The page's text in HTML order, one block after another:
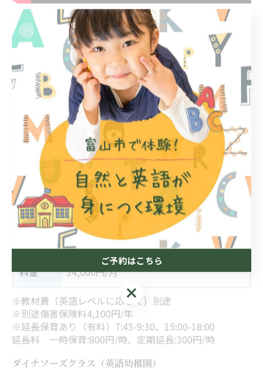
英語幼稚園・英会話スクールのご紹介
キンダークラス（英語幼稚園）
年少さんから年長さん（4月の時点で3歳の誕生日を迎え
られたお子様から小学就学前の幼児）の完全英語幼稚園
クラス。縦割りクラスです。年少さんはお兄ちゃん、お
姉ちゃんの姿を見ながら過ごします。お兄ちゃん、お姉
ちゃんたちは年下のお世話をしたり、みんな助け合っ
て、一緒に成長しています。
年齢 3～5歳児
曜日 月曜～金曜
9:30～15:00
料金 34,000円/月
※教材費（英語レベルに応じて）別途
※別途傷害保険料4,100円/年
※延長保育あり（有料）7:45-9:30、15:00-18:00
延長料 一時保育:800円/時、定期延長:300円/時
ダイナソーズクラス（英語幼稚園）
ご予約はこちら
ご予約はこちら